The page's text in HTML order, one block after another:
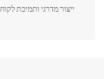
ייצור מדרגי ותמיכת